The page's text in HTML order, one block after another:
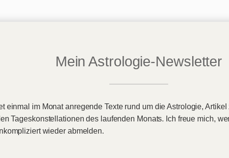
Mein Astrologie-Newsletter
einmal im Monat anregende Texte rund um die Astrologie,
Tageskonstellationen des laufenden Monats. Ich freue mich,
wieder abmelden.